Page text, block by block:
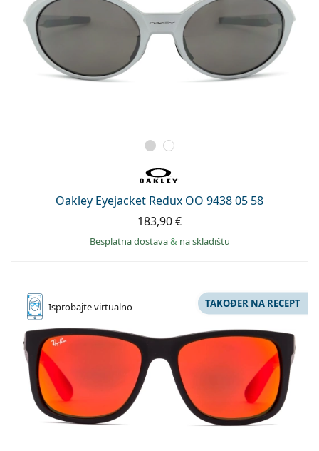
Oakley Eyejacket Redux OO 9438 05 58
183,90 €
Besplatna dostava& na skladištu
Isprobajtevirtualno TAKOĐER NA RECEPT